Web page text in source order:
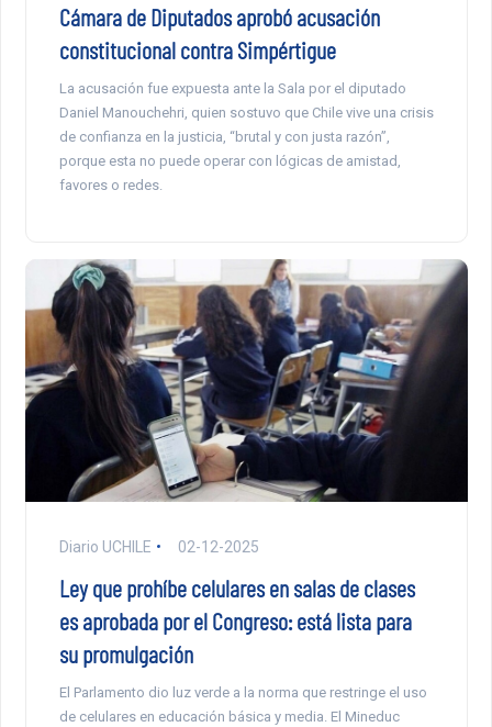
Cámara de Diputados aprobó acusación
constitucional contra Simpértigue
La acusación fue expuesta ante la Sala por el diputado
Daniel Manouchehri, quien sostuvo que Chile vive una crisis
de confianza en la justicia, “brutal y con justa razón”,
porque esta no puede operar con lógicas de amistad,
favores o redes.
Diario UCHILE 02-12-2025
Ley que prohíbe celulares en salas de clases
es aprobada por el Congreso: está lista para
su promulgación
El Parlamento dio luz verde a la norma que restringe el uso
de celulares en educación básica y media. El Mineduc